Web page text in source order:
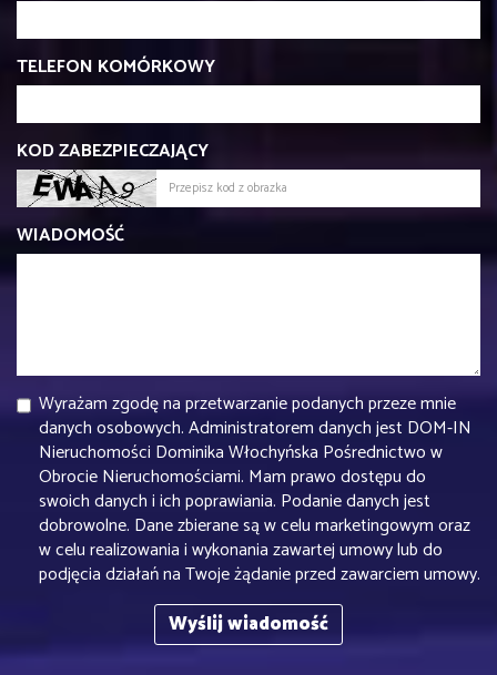
TELEFON KOMÓRKOWY
KOD ZABEZPIECZAJĄCY
WIADOMOŚĆ
Wyrażam zgodę na przetwarzanie podanych przeze mnie
danych osobowych. Administratorem danych jest DOM-IN
Nieruchomości Dominika Włochyńska Pośrednictwo w
Obrocie Nieruchomościami. Mam prawo dostępu do
swoich danych i ich poprawiania. Podanie danych jest
dobrowolne. Dane zbierane są w celu marketingowym oraz
w celu realizowania i wykonania zawartej umowy lub do
podjęcia działań na Twoje żądanie przed zawarciem umowy.